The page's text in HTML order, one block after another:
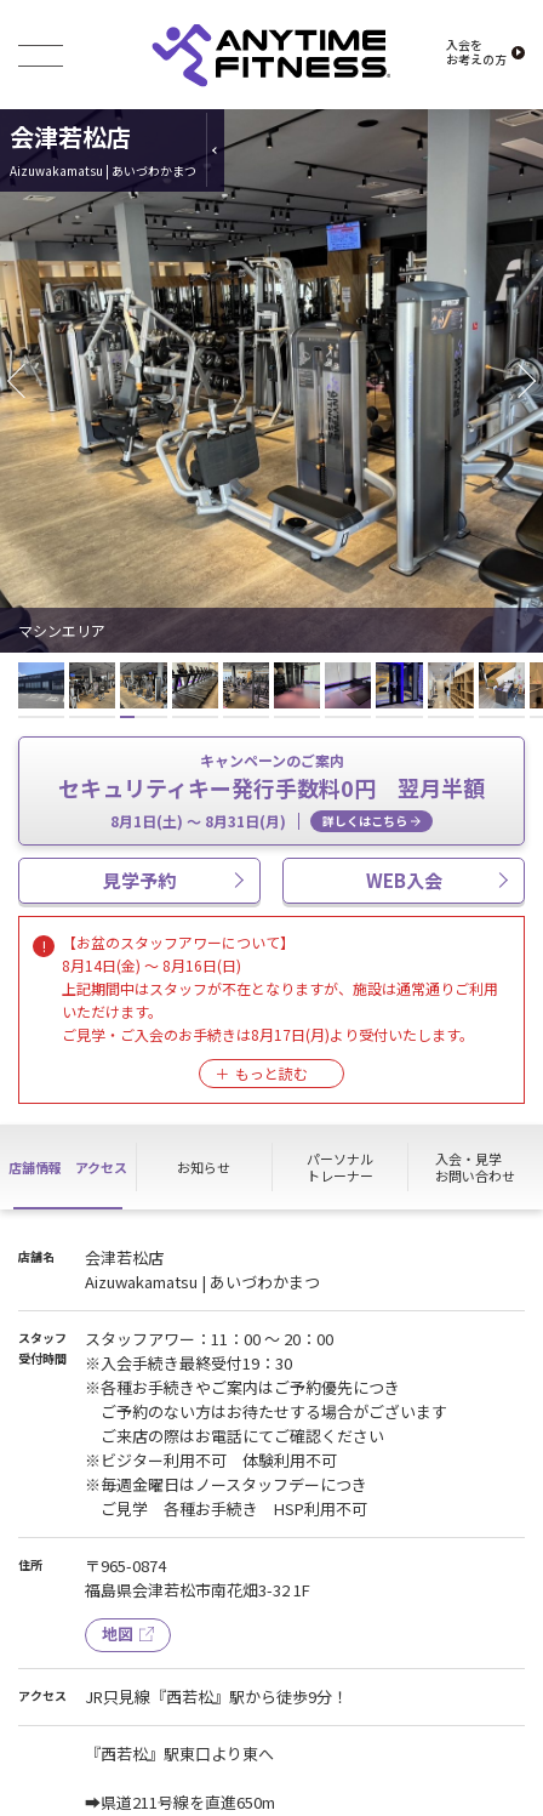
入会を
お考えの方
会津若松店
Aizuwakamatsu | あいづわかまつ
マシンエリア
キャンペーンのご案内
セキュリティキー発行手数料0円 翌月半額
8月1日(土) ～ 8月31日(月) 詳しくはこちら
見学予約 WEB入会
【お盆のスタッフアワーについて】
8月14日(金) ～ 8月16日(日)
上記期間中はスタッフが不在となりますが、施設は通常通りご利用
いただけます。
ご見学・ご入会のお手続きは8月17日(月)より受付いたします。
※清掃や各種消耗品の補充などは通常通り実施いたします。
【ノースタッフデーのお知らせ】
スタッフが不在となりますが、メンバーの方は施設を通常通りご利
用いただけます。
また、ご入会やご見学、ハイスクールパスのご利用など店頭での各
種お手続きができません。
いたします。
※清掃や各種消耗品の補充などは通常通り実施いたします。
【ご入会のお手続きについて】
当店では、ご予約いただいたお客様優先でご案内させていただいて
おります。
ご予約のない方のお手続きはお断りする場合がございます。予めご
了承ください。
【お問い合わせ時のお願い】
af_aizuwakamatsu621_info@anytimefitness.jp
からのメールを受信できるように設定をご確認ください。
また、迷惑メールへの振り分けにご注意ください。
返信にお時間をいただく場合がございます。
店舗情報 アクセス お知らせ
パーソナル
トレーナー
入会・見学
お問い合わせ
店舗名
会津若松店
Aizuwakamatsu | あいづわかまつ
スタッフ
受付時間
スタッフアワー：11：00 ～ 20：00
※入会手続き最終受付19：30
※各種お手続きやご案内はご予約優先につき
ご予約のない方はお待たせする場合がございます
ご来店の際はお電話にてご確認ください
※ビジター利用不可 体験利用不可
※毎週金曜日はノースタッフデーにつき
ご見学 各種お手続き HSP利用不可
住所
〒965-0874
福島県会津若松市南花畑3-32 1F
地図
アクセス JR只見線『西若松』駅から徒歩9分！
『西若松』駅東口より東へ
➡県道211号線を直進650m